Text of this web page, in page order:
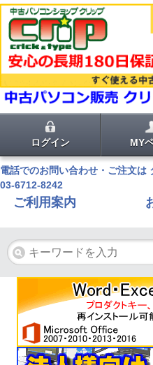
ログイン MY
電話でのお問い合わせ・ご注文は
03-6712-8242
ご利用案内